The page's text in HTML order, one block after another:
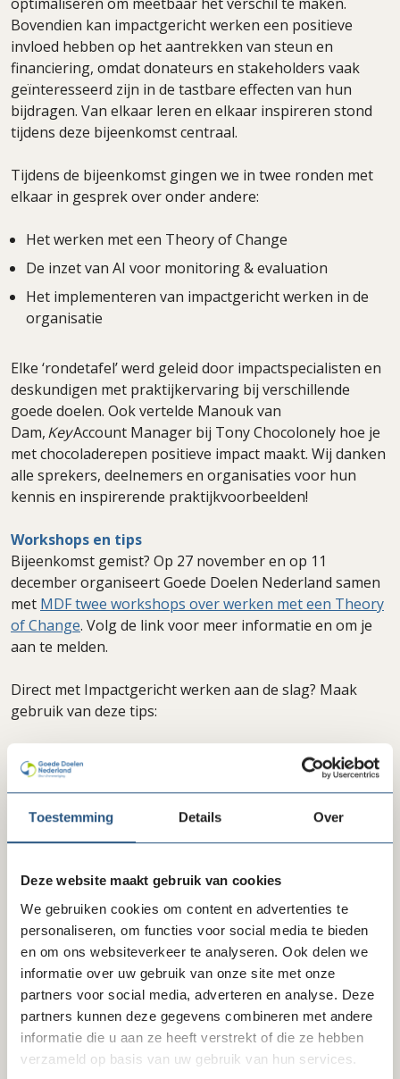
Toestemming Details Over
Deze website maakt gebruik van cookies
We gebruiken cookies om content en advertenties te
personaliseren, om functies voor social media te bieden
en om ons websiteverkeer te analyseren. Ook delen we
informatie over uw gebruik van onze site met onze
partners voor social media, adverteren en analyse. Deze
partners kunnen deze gegevens combineren met andere
informatie die u aan ze heeft verstrekt of die ze hebben
verzameld op basis van uw gebruik van hun services.
Bovendien kan impactgericht werken een positieve
invloed hebben op het aantrekken van steun en
financiering, omdat donateurs en stakeholders vaak
geïnteresseerd zijn in de tastbare effecten van hun
bijdragen. Van elkaar leren en elkaar inspireren stond
tijdens deze bijeenkomst centraal.
Tijdens de bijeenkomst gingen we in twee ronden met
elkaar in gesprek over onder andere:
Het werken met een Theory of Change
De inzet van AI voor monitoring & evaluation
Het implementeren van impactgericht werken in de
organisatie
Elke ‘rondetafel’ werd geleid door impactspecialisten en
deskundigen met praktijkervaring bij verschillende
goede doelen. Ook vertelde Manouk van
Dam,KeyAccount Manager bij Tony Chocolonely hoe je
met chocoladerepen positieve impact maakt. Wij danken
alle sprekers, deelnemers en organisaties voor hun
kennis en inspirerende praktijkvoorbeelden!
Workshops en tips
Bijeenkomst gemist? Op 27 november en op 11
december organiseert Goede Doelen Nederland samen
met MDF twee workshops over werken met een Theory
of Change. Volg de link voor meer informatie en om je
aan te melden.
Direct met Impactgericht werken aan de slag? Maak
gebruik van deze tips:
Test hoe impactgericht jouw organisatie werkt met
dezelftoets van MDF
Gebruik de praktische online
handleiding
impactwijzer.nl
Stel vragen aan collega’s: sluit je aan bij deonline
rondetafelbijeenkomst op 18 juni en die van vorig jaar.
Downloads
Tafelinzichten Rondetafelbijeenkomst
Impactgericht werken | 18 juni 2024
lock